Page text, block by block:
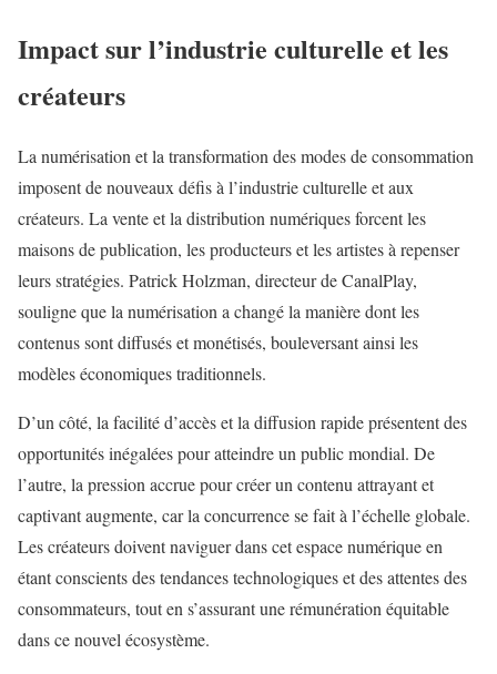
Impact sur l’industrie culturelle et les
créateurs
La numérisation et la transformation des modes de consommation
imposent de nouveaux défis à l’industrie culturelle et aux
créateurs. La vente et la distribution numériques forcent les
maisons de publication, les producteurs et les artistes à repenser
leurs stratégies. Patrick Holzman, directeur de CanalPlay,
souligne que la numérisation a changé la manière dont les
contenus sont diffusés et monétisés, bouleversant ainsi les
modèles économiques traditionnels.
D’un côté, la facilité d’accès et la diffusion rapide présentent des
opportunités inégalées pour atteindre un public mondial. De
l’autre, la pression accrue pour créer un contenu attrayant et
captivant augmente, car la concurrence se fait à l’échelle globale.
Les créateurs doivent naviguer dans cet espace numérique en
étant conscients des tendances technologiques et des attentes des
consommateurs, tout en s’assurant une rémunération équitable
dans ce nouvel écosystème.